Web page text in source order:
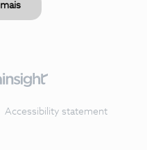
Accessibility statement